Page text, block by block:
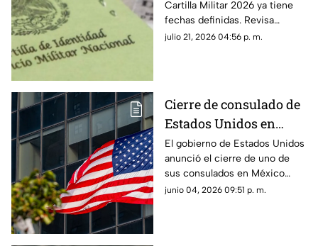
obligados y cuándo
vence el registro
Cartilla Militar 2026 ya tiene
fechas definidas. Revisa
quiénes deben acudir al
julio 21, 2026 04:56 p. m.
Cierre de consulado de
Estados Unidos en
México: esto se sabe y
cómo afectaría a las
visas
El gobierno de Estados Unidos
anunció el cierre de uno de
sus consulados en México
como parte de una
junio 04, 2026 09:51 p. m.